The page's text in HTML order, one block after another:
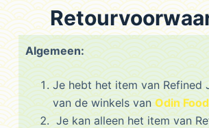
Algemeen:
Je hebt het item van Refined
van de winkels van Odin
Je kan alleen het item van